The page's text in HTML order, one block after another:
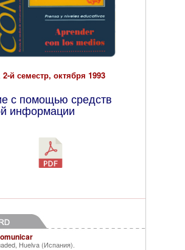
й семестр, октября 1993
с помощью средств
информации
Huelva (Испания).